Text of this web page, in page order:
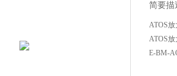
简要描
ATOS
ATOS放
E-BM-